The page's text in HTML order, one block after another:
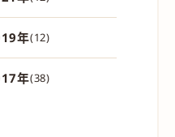
年(12)
年(38)